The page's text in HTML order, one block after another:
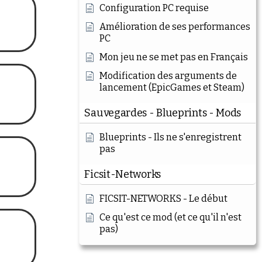
Configuration PC requise
Amélioration de ses performances
PC
Mon jeu ne se met pas en Français
Modification des arguments de
lancement (EpicGames et Steam)
Sauvegardes - Blueprints - Mods
Blueprints - Ils ne s'enregistrent
pas
Ficsit-Networks
FICSIT-NETWORKS - Le début
Ce qu'est ce mod (et ce qu'il n'est
pas)